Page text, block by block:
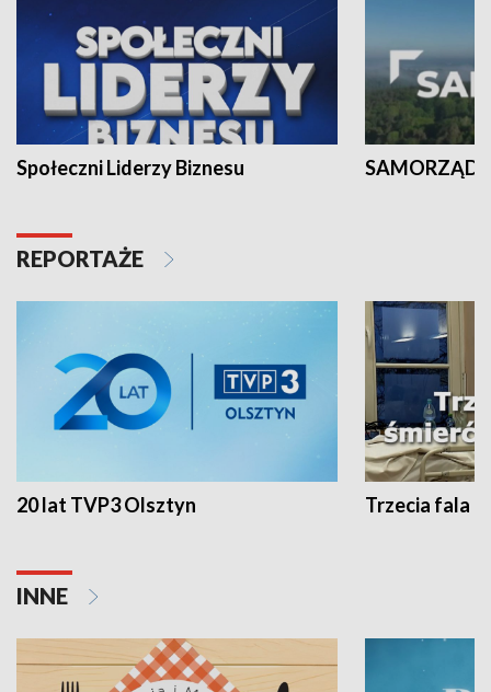
Społeczni Liderzy Biznesu SAMORZĄD
REPORTAŻE
20 lat TVP3 Olsztyn Trzecia fala -
INNE